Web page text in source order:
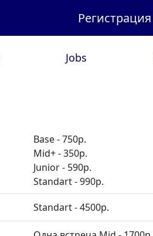
Регистрация
Jobs
Base - 750р.
Mid+ - 350р.
Junior - 590р.
Standart - 990р.
Standart - 4500р.